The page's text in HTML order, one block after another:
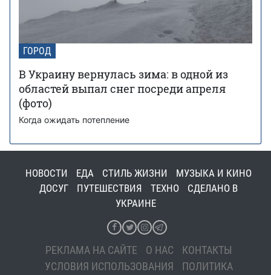
ГОРОД
В Украину вернулась зима: в одной из
областей выпал снег посреди апреля
(фото)
Когда ожидать потепление
НОВОСТИ ЕДА СТИЛЬ ЖИЗНИ
МУЗЫКА И КИНО
ДОСУГ
ПУТЕШЕСТВИЯ ТЕХНО
СДЕЛАНО В
УКРАИНЕ
РЕКЛАМА НА САЙТЕ О НАС
КОНТАКТЫ
УСЛОВИЯ ИСПОЛЬЗОВАНИЯ
ПОЛИТИКА